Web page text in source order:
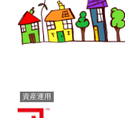
資産運用